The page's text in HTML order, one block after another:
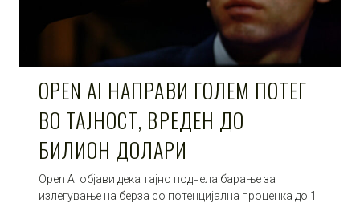
OPEN AI НАПРАВИ ГОЛЕМ ПОТЕГ
ВО ТАЈНОСТ, ВРЕДЕН ДО
БИЛИОН ДОЛАРИ
Open AI објави дека тајно поднела барање за
излегување на берза со потенцијална проценка до 1